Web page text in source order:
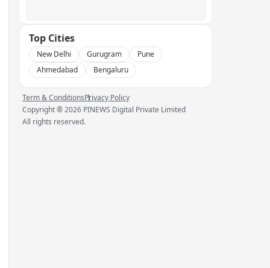
Top Cities
New Delhi Gurugram
Pune
Ahmedabad
Bengaluru
Term & ConditionsPrivacy Policy
Copyright ®2026 PINEWS Digital Private Limited
All rights reserved.